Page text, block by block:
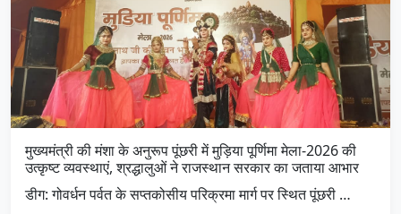
मुख्यमंत्री की मंशा के अनुरूप पूंछरी में मुड़िया पूर्णिमा मेला-2026 की
उत्कृष्ट व्यवस्थाएं, श्रद्धालुओं ने राजस्थान सरकार का जताया आभार
डीग: गोवर्धन पर्वत के सप्तकोसीय परिक्रमा मार्ग पर स्थित पूंछरी …